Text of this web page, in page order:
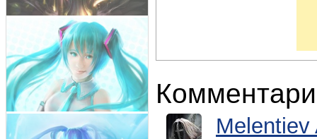
Melentiev